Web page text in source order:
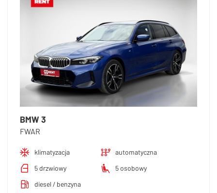
BMW 3
FWAR
klimatyzacja
automatyczna
5 drzwiowy
5 osobowy
diesel / benzyna